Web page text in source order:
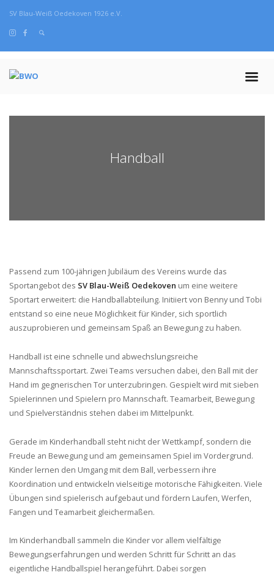
SV Blau-Weiß Oedekoven 1926 e.V.
Handball
Passend zum 100-jährigen Jubiläum des Vereins wurde das
Sportangebot des SV Blau-Weiß Oedekoven um eine weitere
Sportart erweitert: die Handballabteilung. Initiiert von Benny und Tobi
entstand so eine neue Möglichkeit für Kinder, sich sportlich
auszuprobieren und gemeinsam Spaß an Bewegung zu haben.
Handball ist eine schnelle und abwechslungsreiche
Mannschaftssportart. Zwei Teams versuchen dabei, den Ball mit der
Hand im gegnerischen Tor unterzubringen. Gespielt wird mit sieben
Spielerinnen und Spielern pro Mannschaft. Teamarbeit, Bewegung
und Spielverständnis stehen dabei im Mittelpunkt.
Gerade im Kinderhandball steht nicht der Wettkampf, sondern die
Freude an Bewegung und am gemeinsamen Spiel im Vordergrund.
Kinder lernen den Umgang mit dem Ball, verbessern ihre
Koordination und entwickeln vielseitige motorische Fähigkeiten. Viele
Übungen sind spielerisch aufgebaut und fördern Laufen, Werfen,
Fangen und Teamarbeit gleichermaßen.
Im Kinderhandball sammeln die Kinder vor allem vielfältige
Bewegungserfahrungen und werden Schritt für Schritt an das
eigentliche Handballspiel herangeführt. Dabei sorgen